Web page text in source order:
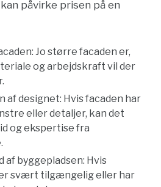
påvirke prisen på en
Jo større facaden er,
og arbejdskraft vil der
af designet: Hvis facaden har
eller detaljer, kan det
og ekspertise fra
byggepladsen: Hvis
svært tilgængelig eller har